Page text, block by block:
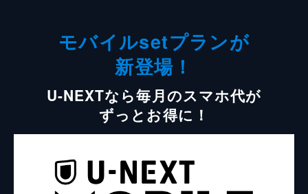
モバイルsetプランが
新登場！
U-NEXTなら毎月のスマホ代が
ずっとお得に！